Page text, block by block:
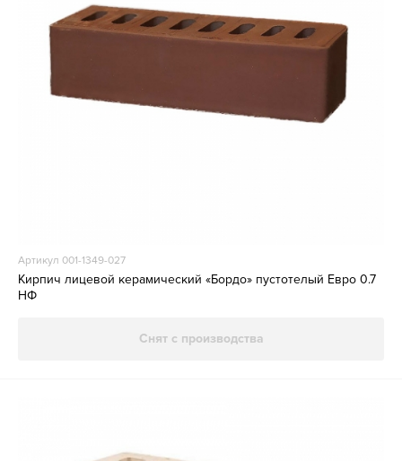
Артикул 001-1349-027
Кирпич лицевой керамический «Бордо» пустотелый Евро 0.7
НФ
Снят с производства